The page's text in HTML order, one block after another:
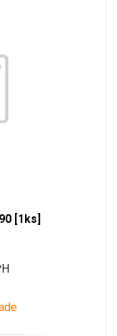
[1ks]